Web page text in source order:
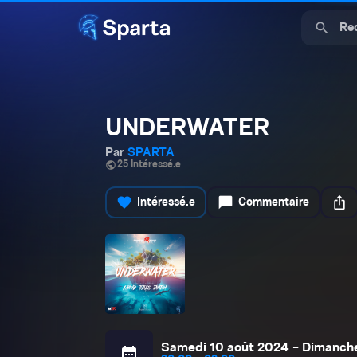
search
UNDERWATER
Par SPARTA
public25 Intéressé.e
favorite Intéressé.e chat_bubble Commentaire ios_share
Samedi 10 août 2024 -